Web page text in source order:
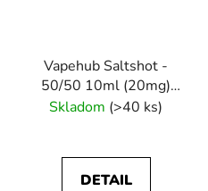
Vapehub Saltshot -
50/50 10ml (20mg)
nikotínový booster
Skladom (>40 ks)
DETAIL